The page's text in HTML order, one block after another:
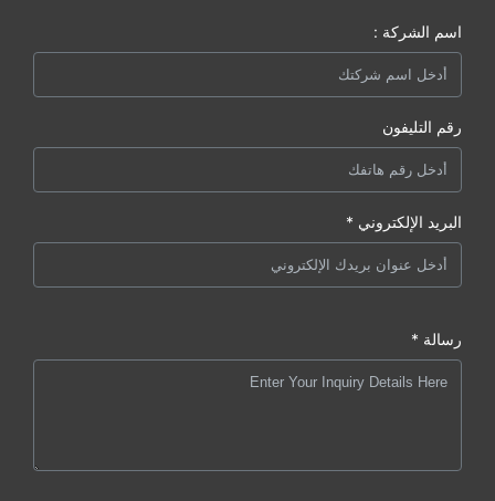
اسم الشركة :
رقم التليفون
البريد الإلكتروني *
رسالة *